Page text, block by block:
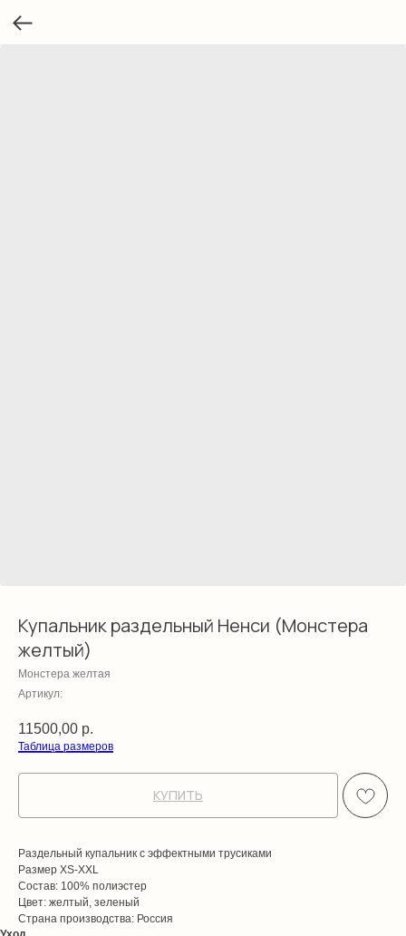
Купальник раздельный Ненси (Монстера
желтый)
Монстера желтая
Артикул:
11500,00 р.
Таблица размеров
КУПИТЬ
Раздельный купальник с эффектными трусиками
Размер XS-XXL
Состав: 100% полиэстер
Цвет: желтый, зеленый
Страна производства: Россия